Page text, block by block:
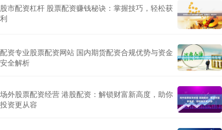
股市配资杠杆 股票配资赚钱秘诀：掌握技巧，轻松获
利
配资专业股票配资网站 国内期货配资合规优势与资金
安全解析
场外股票配资经营 港股配资：解锁财富新高度，助你
投资更从容